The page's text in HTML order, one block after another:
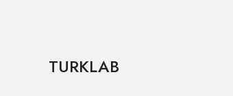
TURKLAB